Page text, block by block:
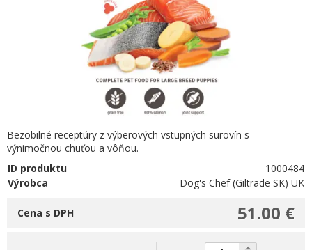
Bezobilné receptúry z výberových vstupných surovín s
výnimočnou chuťou a vôňou.
ID produktu
1000484
Výrobca
Dog's Chef (Giltrade SK) UK
51.00 €
Cena s DPH